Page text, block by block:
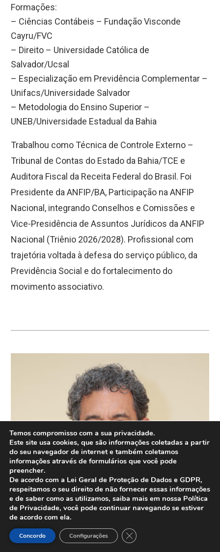
Formações:
– Ciências Contábeis – Fundação Visconde
Cayru/FVC
– Direito – Universidade Católica de
Salvador/Ucsal
– Especialização em Previdência Complementar –
Unifacs/Universidade Salvador
– Metodologia do Ensino Superior –
UNEB/Universidade Estadual da Bahia
Trabalhou como Técnica de Controle Externo –
Tribunal de Contas do Estado da Bahia/TCE e
Auditora Fiscal da Receita Federal do Brasil. Foi
Presidente da ANFIP/BA, Participação na ANFIP
Nacional, integrando Conselhos e Comissões e
Vice-Presidência de Assuntos Jurídicos da ANFIP
Nacional (Triênio 2026/2028). Profissional com
trajetória voltada à defesa do serviço público, da
Previdência Social e do fortalecimento do
movimento associativo.
Temos compromisso com a sua privacidade.
Este site usa cookies, que são informações coletadas a partir
do seu navegador de internet e também coletamos
informações através de formulários que você pode
preencher.
De acordo com a Lei Geral de Proteção de Dados e GDPR,
respeitamos o seu direito de não fornecer essas informações
e de saber como as utilizamos, saiba mais em nossa Política
de Privacidade, você pode continuar navegando se estiver
de acordo com ela.
Concordo Configurações Close GDPR Cookie Banner